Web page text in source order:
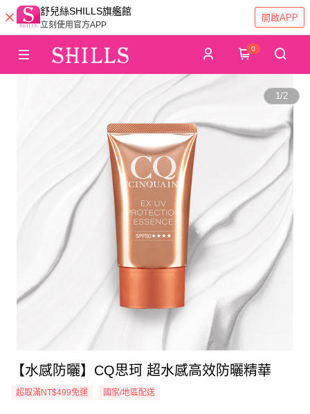
舒兒絲SHILLS旗艦館
立刻使用官方APP
開啟APP
0
1/2
【水感防曬】CQ思珂 超水感高效防曬精華
超取滿NT$499免運 國家/地區配送